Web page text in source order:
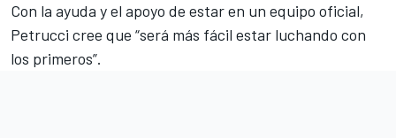
Con la ayuda y el apoyo de estar en un equipo oficial,
Petrucci cree que “será más fácil estar luchando con
los primeros”.